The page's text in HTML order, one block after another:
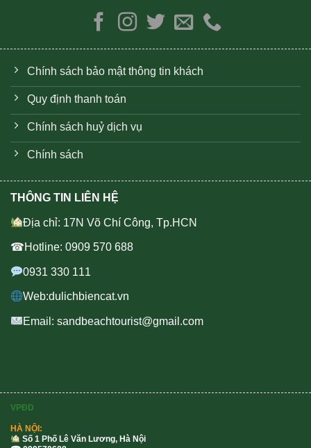
Chính sách bảo mật thông tin khách
Quy định thanh toán
Chính sách huỷ dịch vụ
Chính sách
THÔNG TIN LIÊN HỆ
Địa chỉ: 17N Võ Chí Công, Tp.HCN
☎Hotline: 0909 570 688
0931 330 111
Web:dulichbiencat.vn
Email: sandbeachtourist@gmail.com
VPĐD
HÀ NỘI:
Số 1 Phố Lê Văn Lương, Hà Nội